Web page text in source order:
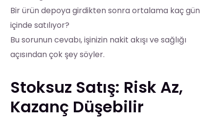
Bir ürün depoya girdikten sonra ortalama kaç gün
içinde satılıyor?
Bu sorunun cevabı, işinizin nakit akışı ve sağlığı
açısından çok şey söyler.
Stoksuz Satış: Risk Az,
Kazanç Düşebilir